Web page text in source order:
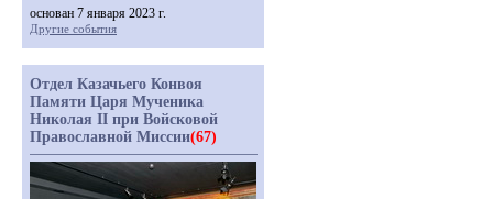
основан 7 января 2023 г.
Другие события
Отдел Казачьего Конвоя
Памяти Царя Мученика
Николая II при Войсковой
Православной Миссии(67)